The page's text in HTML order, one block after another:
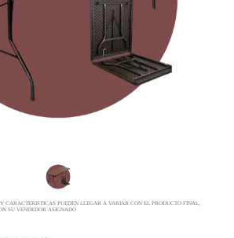
CARACTERISTICAS PUEDEN LLEGAR A VARIAR CON EL PRODUCTO FINAL,
SU VENDEDOR ASIGNADO